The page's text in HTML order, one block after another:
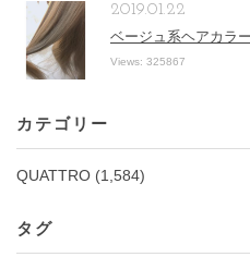
ベージュ系ヘアカラー
2019.01.22
Views: 325867
カテゴリー
QUATTRO (1,584)
タグ